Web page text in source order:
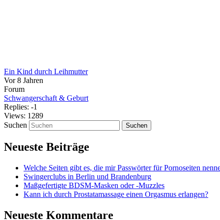
Ein Kind durch Leihmutter
Vor 8 Jahren
Forum
Schwangerschaft & Geburt
Replies: -1
Views: 1289
Suchen
Neueste Beiträge
Welche Seiten gibt es, die mir Passwörter für Pornoseiten
Swingerclubs in Berlin und Brandenburg
Maßgefertigte BDSM-Masken oder -Muzzles
Kann ich durch Prostatamassage einen Orgasmus erlangen?
Neueste Kommentare